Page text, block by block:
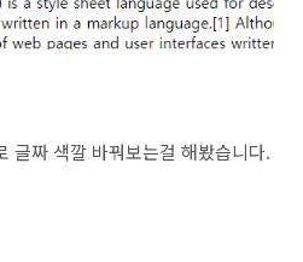
글짜 색깔 바꿔보는걸 해봤습니다.